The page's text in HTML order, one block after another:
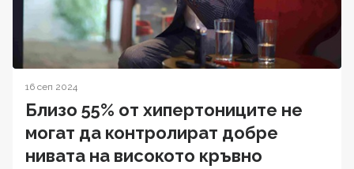
16 сеп 2024
Близо 55% от хипертониците не
могат да контролират добре
нивата на високото кръвно